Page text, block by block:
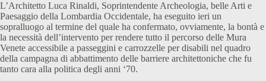
L’Architetto Luca Rinaldi, Soprintendente Archeologia, belle Arti e
Paesaggio della Lombardia Occidentale, ha eseguito ieri un
sopralluogo al termine del quale ha confermato, ovviamente, la bontà e
la necessità dell’intervento per rendere tutto il percorso delle Mura
Venete accessibile a passeggini e carrozzelle per disabili nel quadro
della campagna di abbattimento delle barriere architettoniche che fu
tanto cara alla politica degli anni ‘70.